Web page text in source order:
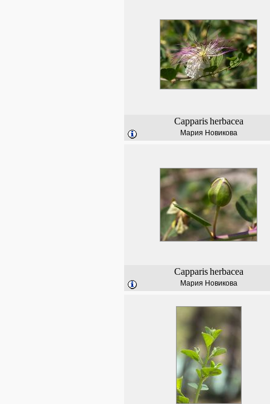
Capparis herbacea
Мария Новикова
Capparis herbacea
Мария Новикова